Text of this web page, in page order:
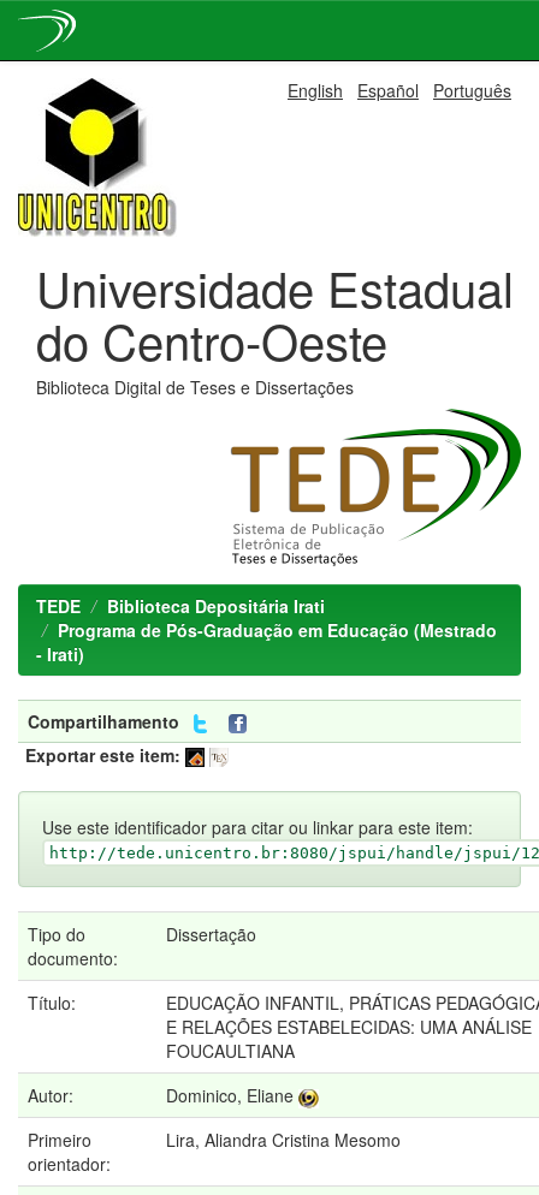
navigation
English Español Português
Universidade Estadual
do Centro-Oeste
Biblioteca Digital de Teses e Dissertações
TEDE
Biblioteca Depositária Irati
Programa de Pós-Graduação em Educação (Mestrado
- Irati)
Compartilhamento
Exportar este item:
Use este identificador para citar ou linkar para este item:
http://tede.unicentro.br:8080/jspui/handle/jspui/
Tipo do
documento:
Dissertação
Título:
EDUCAÇÃO INFANTIL, PRÁTICAS
E RELAÇÕES ESTABELECIDAS: UMA ANÁLISE
FOUCAULTIANA
Autor:
Dominico, Eliane
Primeiro
orientador:
Lira, Aliandra Cristina Mesomo